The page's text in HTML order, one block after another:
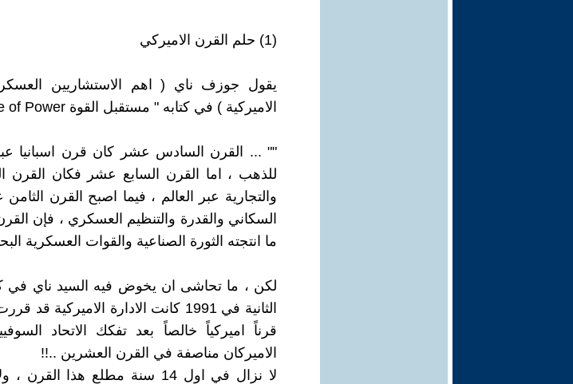
(1) حلم القرن الاميركي
يقول جوزف ناي ( اهم الاستشاريين
الاميركية ) في كتابه " مستقبل القوة The future of Power" :
"" ... القرن السادس عشر كان قرن اسبانيا
للذهب ، اما القرن السابع عشر فكان القرن
والتجارية عبر العالم ، فيما اصبح القرن
السكاني والقدرة والتنظيم العسكري ، فإن
ما انتجته الثورة الصناعية والقوات العسكرية
لكن ، ما تحاشى ان يخوض فيه السيد ناي في
الثانية في 1991 كانت الادارة
قرناً اميركياً خالصاً بعد تفكك الاتحاد
الاميركان مناصفة في القرن العشرين ..!!